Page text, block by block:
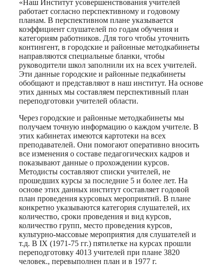
«Наш Институт усовершенствования учителей
работает согласно перспективному и годовому
планам. В перспективном плане указывается
коэффициент слушателей по годам обучения и
категориям работников. Для того чтобы уточнить
контингент, в городские и районные методкабинеты
направляются специальные бланки, чтобы
руководители школ заполнили их на всех учителей.
Эти данные городские и районные педкабинеты
обобщают и представляют в наш институт. На основе
этих данных мы составляем перспективный план
переподготовки учителей области.
Через городские и районные методкабинеты мы
получаем точную информацию о каждом учителе. В
этих кабинетах имеются картотеки на всех
преподавателей. Они помогают оперативно вносить
все изменения о составе педагогических кадров и
показывают данные о прохождении курсов.
Методисты составляют списки учителей, не
прошедших курсы за последние 5 и более лет. На
основе этих данных институт составляет годовой
план проведения курсовых мероприятий. В плане
конкретно указываются категория слушателей, их
количество, сроки проведения и вид курсов,
количество групп, место проведения курсов,
культурно-массовые мероприятия для слушателей и
т.д. В IX (1971-75 гг.) пятилетке на курсах прошли
переподготовку 4013 учителей при плане 3820
человек., перевыполнен план и в 1977 г.